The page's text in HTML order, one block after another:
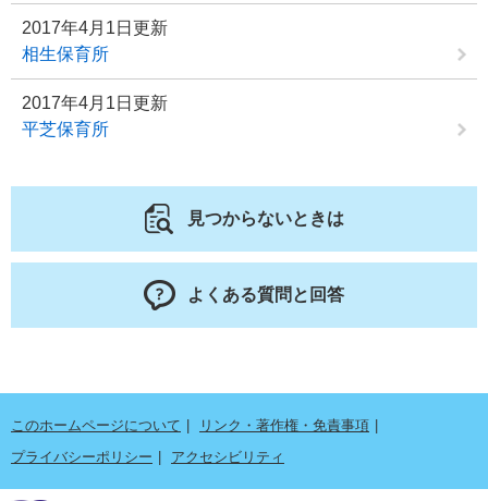
2017年4月1日更新
相生保育所
2017年4月1日更新
平芝保育所
見つからないときは
よくある質問と回答
このホームページについて
リンク・著作権・免責事項
プライバシーポリシー
アクセシビリティ